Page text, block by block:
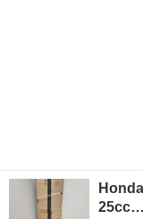
25cc…